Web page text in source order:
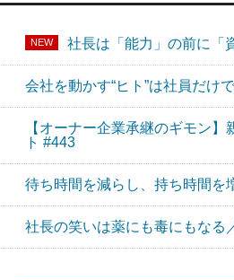
NEW 社長は「能力」の前に「
会社を動かす“ヒト”は社員だけ
【オーナー企業承継のギモン
ト #443
待ち時間を減らし、持ち時間を
社長の笑いは薬にも毒にもなる